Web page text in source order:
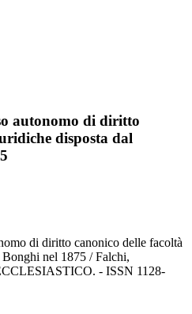
autonomo di diritto
disposta dal
di diritto canonico delle facoltà
nel 1875 / Falchi,
- ISSN 1128-